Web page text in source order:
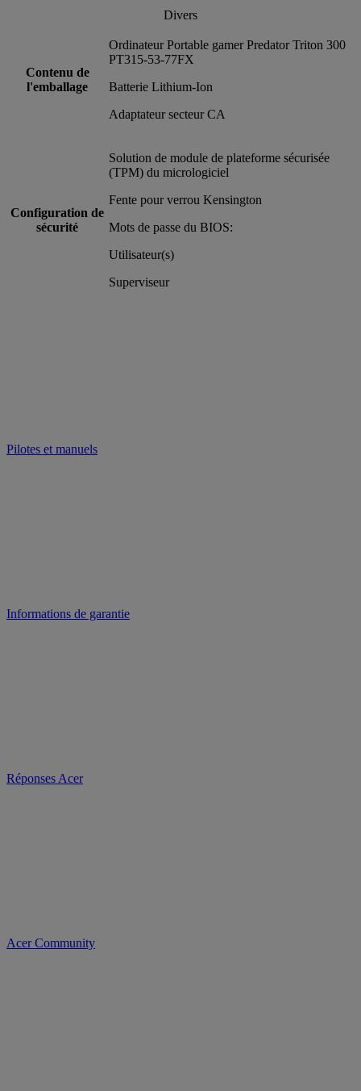
Divers
Contenu de
l'emballage
Ordinateur Portable gamer Predator Triton 300
PT315-53-77FX
Batterie Lithium-Ion
Adaptateur secteur CA
Configuration de
sécurité
Solution de module de plateforme sécurisée
(TPM) du micrologiciel
Fente pour verrou Kensington
Mots de passe du BIOS:
Utilisateur(s)
Superviseur
Pilotes et manuels
Informations de garantie
Réponses Acer
Acer Community